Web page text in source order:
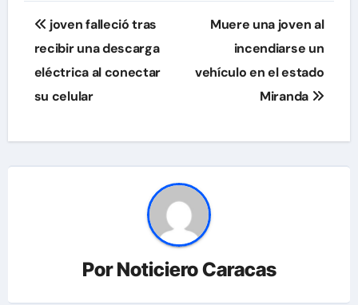
Navegación
de
entradas
joven falleció tras
recibir una descarga
eléctrica al conectar
su celular
Muere una joven al
incendiarse un
vehículo en el estado
Miranda
PorNoticiero Caracas